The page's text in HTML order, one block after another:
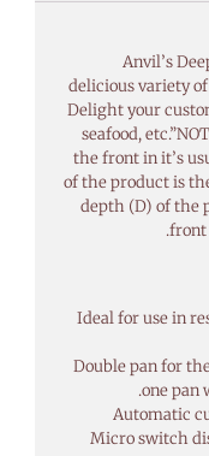
“Anvil’s
delicious variety
Delight your
seafood,
the front in it’s
of the product is
depth (D) of the
front
Ideal for use in
Double pan for
one pan
Automatic
Micro switch